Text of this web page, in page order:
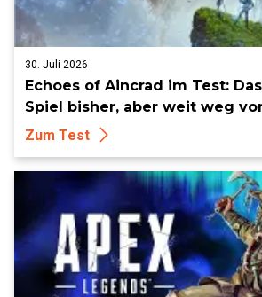
30. Juli 2026
Echoes of Aincrad im Test:
Spiel bisher, aber weit weg
Zum Test